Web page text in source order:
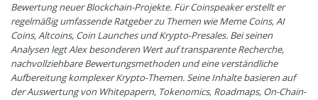
Bewertung neuer Blockchain-Projekte. Für Coinspeaker erstellt er
regelmäßig umfassende Ratgeber zu Themen wie Meme Coins, AI
Coins, Altcoins, Coin Launches und Krypto-Presales. Bei seinen
Analysen legt Alex besonderen Wert auf transparente Recherche,
nachvollziehbare Bewertungsmethoden und eine verständliche
Aufbereitung komplexer Krypto-Themen. Seine Inhalte basieren auf
der Auswertung von Whitepapern, Tokenomics, Roadmaps, On-Chain-